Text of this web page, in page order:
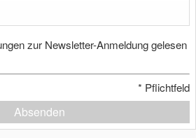
zur Newsletter-Anmeldung gelesen
* Pflichtfeld
Absenden